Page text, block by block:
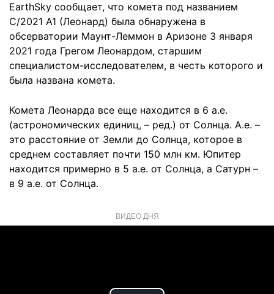
EarthSky сообщает, что комета под названием
C/2021 A1 (Леонард) была обнаружена в
обсерватории Маунт-Леммон в Аризоне 3 января
2021 года Грегом Леонардом, старшим
специалистом-исследователем, в честь которого и
была названа комета.
Комета Леонарда все еще находится в 6 а.е.
(астрономических единиц, – ред.) от Солнца. А.е. –
это расстояние от Земли до Солнца, которое в
среднем составляет почти 150 млн км. Юпитер
находится примерно в 5 а.е. от Солнца, а Сатурн –
в 9 а.е. от Солнца.
ВИДЕО ДНЯ